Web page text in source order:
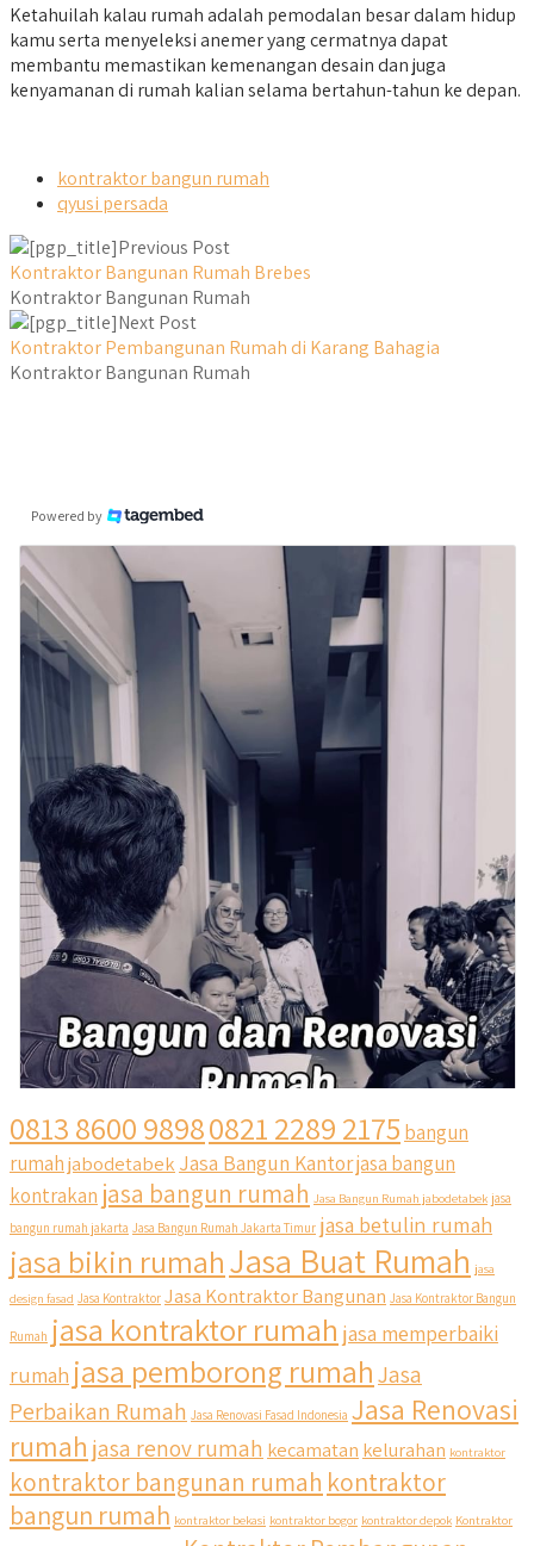
Ketahuilah kalau rumah adalah pemodalan besar dalam hidup
kamu serta menyeleksi anemer yang cermatnya dapat
membantu memastikan kemenangan desain dan juga
kenyamanan di rumah kalian selama bertahun-tahun ke depan.
kontraktor bangun rumah
qyusi persada
Previous Post
Kontraktor Bangunan Rumah Brebes
Kontraktor Bangunan Rumah
Next Post
Kontraktor Pembangunan Rumah di Karang Bahagia
Kontraktor Bangunan Rumah
Powered by
qyusipersada
@qyusipersada 3 years ago
Siapa yang udah masuk List untuk Bangun dan Renovasi
rumah Di @qyusipersada dengan sistem Cicilan ?? 🤗
0813 8600 98980821 2289 2175 bangun
rumahjabodetabek Jasa Bangun Kantorjasa bangun
kontrakan jasa bangun rumah Jasa Bangun Rumah jabodetabek jasa
bangun rumah jakarta Jasa Bangun Rumah Jakarta Timur jasa betulin rumah
jasa bikin rumahJasa Buat Rumah jasa
design fasad Jasa Kontraktor Jasa Kontraktor Bangunan Jasa Kontraktor Bangun
Rumah jasa kontraktor rumah jasa memperbaiki
rumah jasa pemborong rumahJasa
Perbaikan Rumah Jasa Renovasi Fasad Indonesia Jasa Renovasi
rumah jasa renov rumah kecamatan kelurahan kontraktor
kontraktor bangunan rumah kontraktor
bangun rumah kontraktor bekasi kontraktor bogor kontraktor depok Kontraktor